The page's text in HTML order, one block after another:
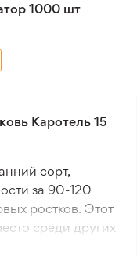
1000 шт
Каротель 15
сорт,
за 90-120
ростков. Этот
среди других